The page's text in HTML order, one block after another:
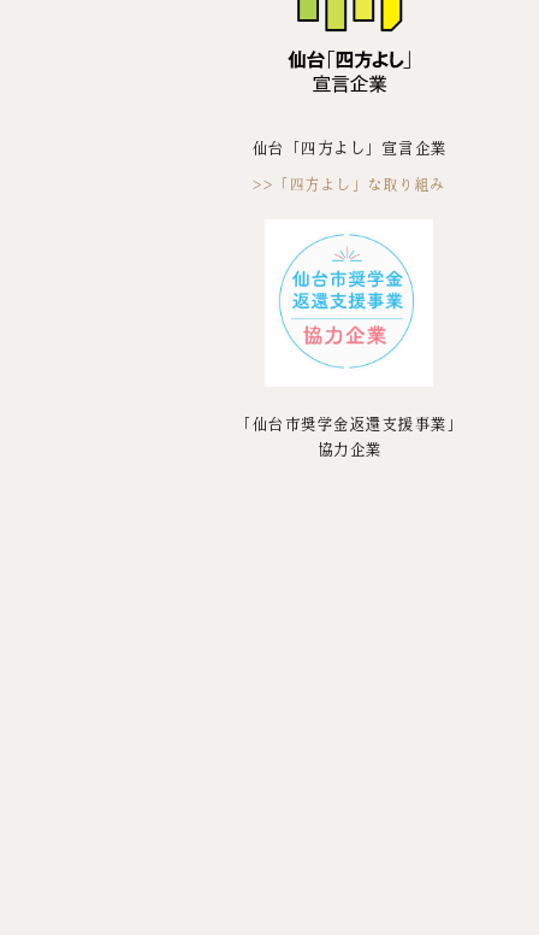
仙台「四方よし」宣言企業
>>「四方よし」な取り組み
「仙台市奨学金返還支援事業」
協力企業